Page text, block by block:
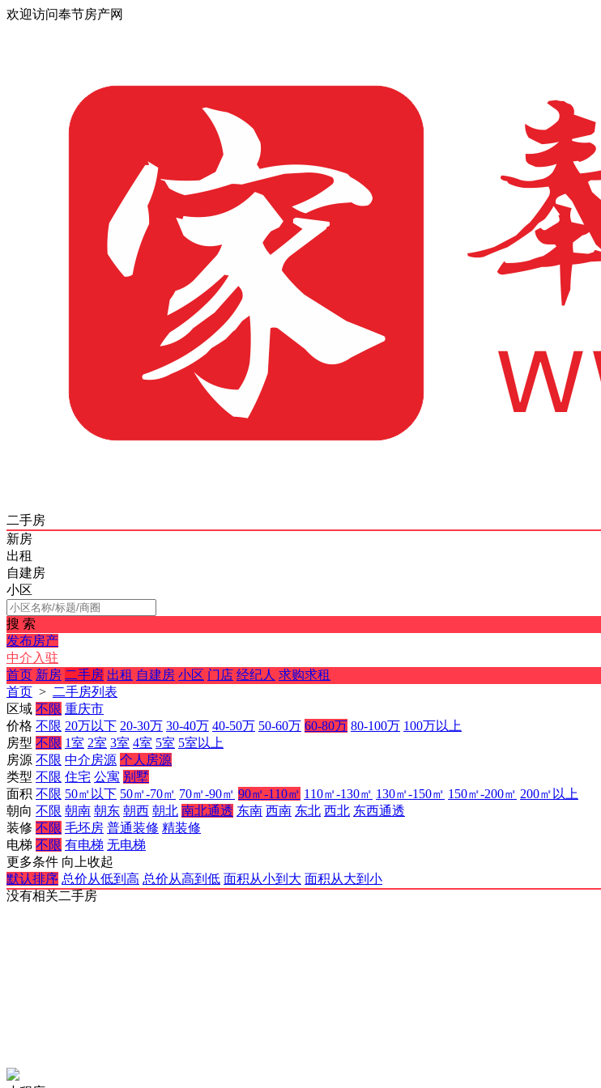
欢迎访问奉节房产网
二手房
新房
出租
自建房
小区
搜 索
发布房产
中介入驻
首页 新房 二手房 出租 自建房 小区 门店 经纪人 求购求租
首页 > 二手房列表
区域 不限 重庆市
价格 不限 20万以下 20-30万 30-40万 40-50万 50-60万 60-80万 80-100万 100万以上
房型 不限 1室 2室 3室 4室 5室 5室以上
房源 不限 中介房源 个人房源
类型 不限 住宅 公寓 别墅
面积 不限 50㎡以下 50㎡-70㎡ 70㎡-90㎡ 90㎡-110㎡ 110㎡-130㎡ 130㎡-150㎡ 150㎡-200㎡ 200㎡以上
朝向 不限 朝南 朝东 朝西 朝北 南北通透 东南 西南 东北 西北 东西通透
装修 不限 毛坯房 普通装修 精装修
电梯 不限 有电梯 无电梯
更多条件 向上收起
默认排序 总价从低到高 总价从高到低 面积从小到大 面积从大到小
没有相关二手房